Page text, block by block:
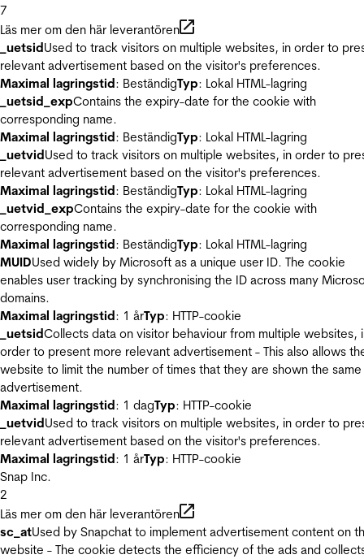
7
Läs mer om den här leverantören
_uetsidUsed to track visitors on multiple websites, in order to
relevant advertisement based on the visitor's preferences.
Maximal lagringstid: BeständigTyp: Lokal HTML-lagring
_uetsid_expContains the expiry-date for the cookie with
corresponding name.
Maximal lagringstid: BeständigTyp: Lokal HTML-lagring
_uetvidUsed to track visitors on multiple websites, in order to
relevant advertisement based on the visitor's preferences.
Maximal lagringstid: BeständigTyp: Lokal HTML-lagring
_uetvid_expContains the expiry-date for the cookie with
corresponding name.
Maximal lagringstid: BeständigTyp: Lokal HTML-lagring
MUIDUsed widely by Microsoft as a unique user ID. The cookie
enables user tracking by synchronising the ID across many
domains.
Maximal lagringstid: 1 årTyp: HTTP-cookie
_uetsidCollects data on visitor behaviour from multiple websites,
order to present more relevant advertisement - This also allows
website to limit the number of times that they are shown the same
advertisement.
Maximal lagringstid: 1 dagTyp: HTTP-cookie
_uetvidUsed to track visitors on multiple websites, in order to
relevant advertisement based on the visitor's preferences.
Maximal lagringstid: 1 årTyp: HTTP-cookie
Snap Inc.
2
Läs mer om den här leverantören
sc_atUsed by Snapchat to implement advertisement content on
website - The cookie detects the efficiency of the ads and